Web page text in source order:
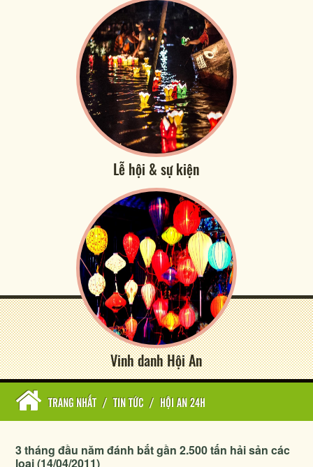
Lễ hội & sự kiện
Vinh danh Hội An
TRANG NHẤT / TIN TỨC / HỘI AN 24H
3 tháng đầu năm đánh bắt gần 2.500 tấn hải sản các
loại (14/04/2011)